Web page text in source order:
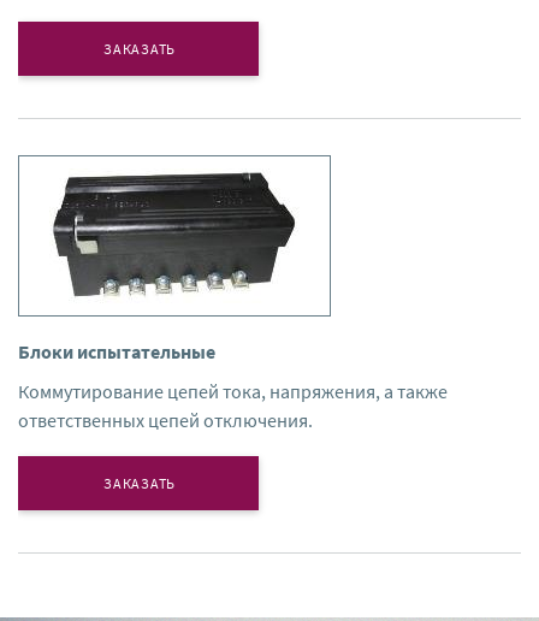
ЗАКАЗАТЬ
Блоки испытательные
Коммутирование цепей тока, напряжения, а также
ответственных цепей отключения.
ЗАКАЗАТЬ